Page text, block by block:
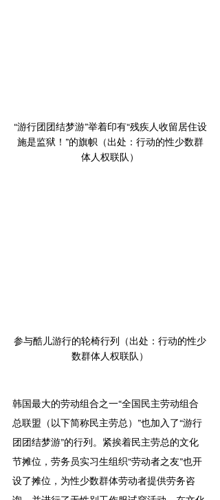
“游行团团结梦游”举着印有“残疾人收留居住设
施是监狱！”的旗帜（出处：行动的性少数群
体人权联队）
参与酷儿游行的轮椅行列（出处：行动的性少
数群体人权联队）
韩国最大的劳动组合之一“全国民主劳动组合
总联盟（以下简称民主劳总）”也加入了“游行
团团结梦游”的行列。紧挨着民主劳总的文化
节摊位，劳务员实习生组织“劳动者之友”也开
设了摊位，为性少数群体劳动者提供劳务咨